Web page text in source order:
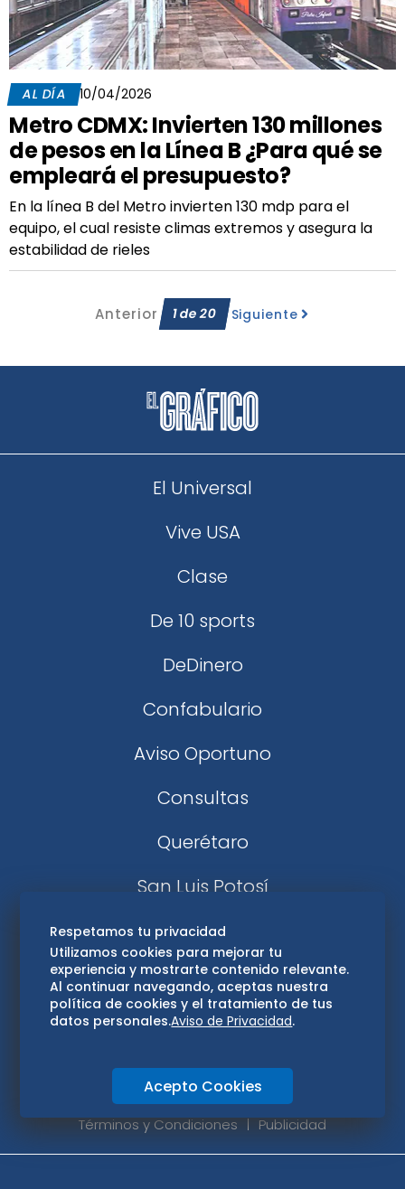
AL DÍA 10/04/2026
Metro CDMX: Invierten 130 millones
de pesos en la Línea B ¿Para qué se
empleará el presupuesto?
En la línea B del Metro invierten 130 mdp para el
equipo, el cual resiste climas extremos y asegura la
estabilidad de rieles
Anterior 1de20 Siguiente
El Universal
Vive USA
Clase
De 10 sports
DeDinero
Confabulario
Aviso Oportuno
Consultas
Querétaro
San Luis Potosí
Edomex
Consultas
Hidalgo
Oaxaca
Aviso de privacidad
Directorio
Términos y Condiciones
Publicidad
Respetamos tu privacidad
Utilizamos cookies para mejorar tu
experiencia y mostrarte contenido relevante.
Al continuar navegando, aceptas nuestra
política de cookies y el tratamiento de tus
datos personales.Aviso de Privacidad.
Acepto Cookies